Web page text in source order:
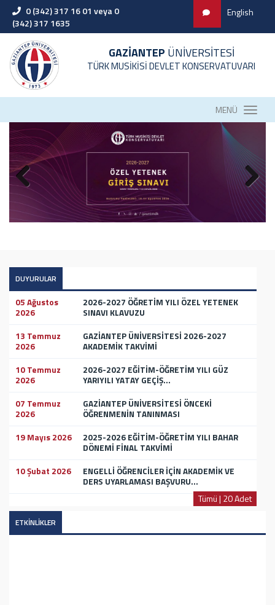
0 (342) 317 16 01 veya 0
(342) 317 1635
English
GAZİANTEP ÜNİVERSİTESİ
TÜRK MUSİKİSİ DEVLET KONSERVATUVARI
MENÜ
2025-2026 Mezuniyet Töreni
DUYURULAR
05 Ağustos
2026
2026-2027 ÖĞRETİM YILI ÖZEL YETENEK
SINAVI KLAVUZU
13 Temmuz
2026
GAZİANTEP ÜNİVERSİTESİ 2026-2027
AKADEMİK TAKVİMİ
10 Temmuz
2026
2026-2027 EĞİTİM-ÖĞRETİM YILI GÜZ
YARIYILI YATAY GEÇİŞ...
07 Temmuz
2026
GAZİANTEP ÜNİVERSİTESİ ÖNCEKİ
ÖĞRENMENİN TANINMASI
19 Mayıs 2026
2025-2026 EĞİTİM-ÖĞRETİM YILI BAHAR
DÖNEMİ FİNAL TAKVİMİ
10 Şubat 2026
ENGELLİ ÖĞRENCİLER İÇİN AKADEMİK VE
DERS UYARLAMASI BAŞVURU...
Tümü | 20 Adet
ETKİNLİKLER